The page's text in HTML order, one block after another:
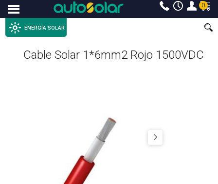
Menu 0
ENERGÍA SOLAR
Cable Solar 1*6mm2 Rojo 1500VDC